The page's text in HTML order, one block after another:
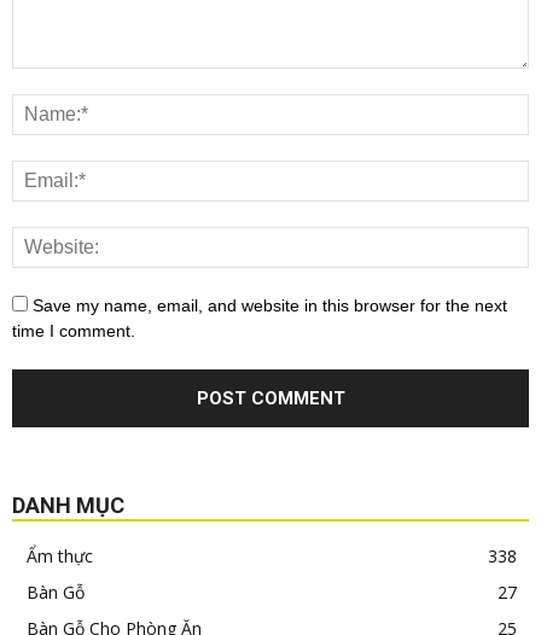
Save my name, email, and website in this browser for the next
time I comment.
DANH MỤC
Ẩm thực
338
Bàn Gỗ
27
Bàn Gỗ Cho Phòng Ăn
25